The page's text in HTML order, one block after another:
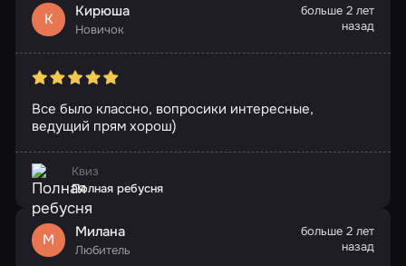
К Кирюша
Новичок
больше 2 лет
назад
Все было классно, вопросики интересные,
ведущий прям хорош)
Квиз
Полная ребусня
М Милана
Любитель
больше 2 лет
назад